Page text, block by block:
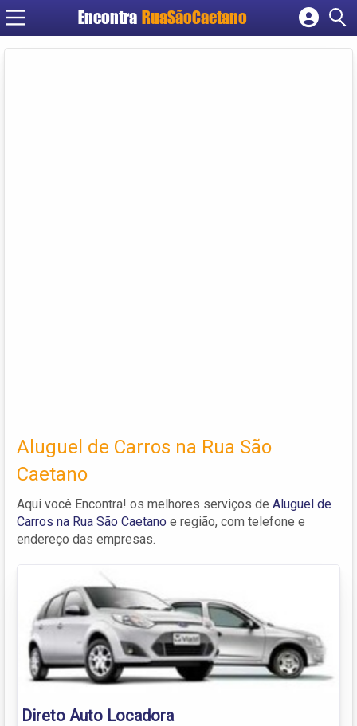
Encontra RuaSãoCaetano
Cadastrar empresa
Aluguel de Carros na Rua São
Caetano
Aqui você Encontra! os melhores serviços de Aluguel de
Carros na Rua São Caetano e região, com telefone e
endereço das empresas.
Direto Auto Locadora